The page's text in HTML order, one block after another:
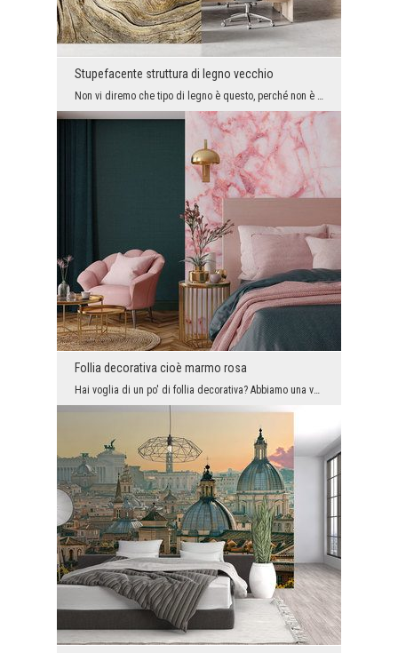
Stupefacente struttura di legno vecchio
Non vi diremo che tipo di legno è questo, perché non è questo il punto. Tuttavia, vogliamo attira...
Follia decorativa cioè marmo rosa
Hai voglia di un po' di follia decorativa? Abbiamo una versione unica di marmo alla moda per voi....